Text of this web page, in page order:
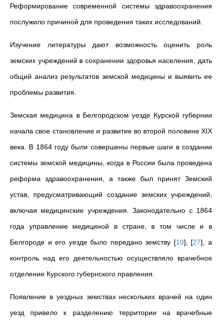
Реформирование современной системы здравоохранения
послужило причиной для проведения таких исследований.
Изучение литературы дают возможность оценить роль
земских учреждений в сохранении здоровья населения, дать
общий анализ результатов земской медицины и выявить ее
проблемы развития.
Земская медицина в Белгородском уезде Курской губернии
начала свое становление и развитие во второй половине XIX
века. В 1864 году были совершены первые шаги в создании
системы земской медицины, когда в России была проведена
реформа здравоохранения, а также был принят Земский
устав, предусматривающий создание земских учреждений,
включая медицинские учреждения. Законодательно с 1864
года управление медициной в стране, в том числе и в
Белгороде и его уезде было передано земству [10] [27] , а
контроль над его деятельностью осуществляло врачебное
отделение Курского губернского правления.
Появление в уездных земствах нескольких врачей на один
уезд привело к разделению территории на врачебные